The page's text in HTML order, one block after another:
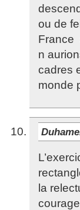
ou de
France
n
cadres
monde
la